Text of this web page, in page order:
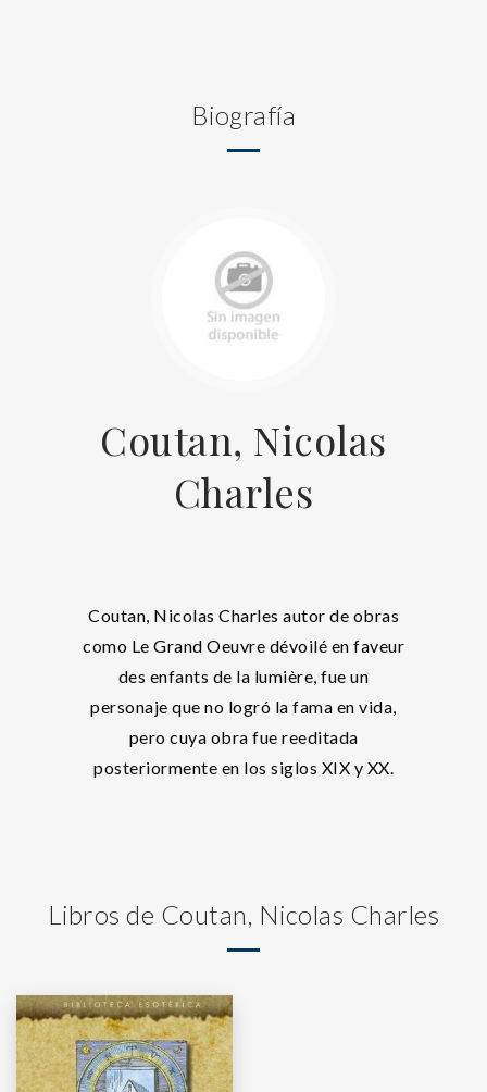
Biografía
Coutan, Nicolas
Charles
Coutan, Nicolas Charles autor de obras
como Le Grand Oeuvre dévoilé en faveur
des enfants de la lumière, fue un
personaje que no logró la fama en vida,
pero cuya obra fue reeditada
posteriormente en los siglos XIX y XX.
Libros de Coutan, Nicolas Charles